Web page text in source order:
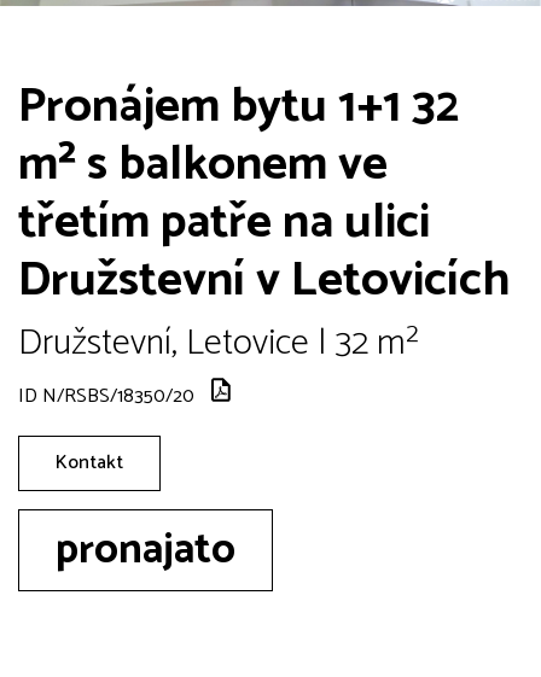
Pronájem bytu 1+1 32
m² s balkonem ve
třetím patře na ulici
Družstevní v Letovicích
Družstevní, Letovice | 32 m²
ID N/RSBS/18350/20
Kontakt
pronajato